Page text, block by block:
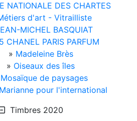
NATIONALE DES CHARTES
d'art - Vitrailliste
MICHEL BASQUIAT
CHANEL PARIS PARFUM
» Madeleine Brès
» Oiseaux des îles
Mosaïque de paysages
pour l'international
Timbres 2020